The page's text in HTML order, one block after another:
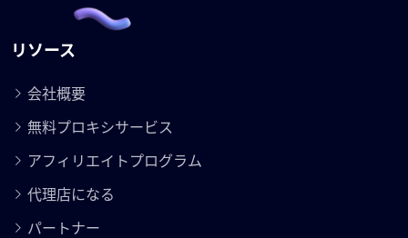
リソース
会社概要
無料プロキシサービス
アフィリエイトプログラム
代理店になる
パートナー